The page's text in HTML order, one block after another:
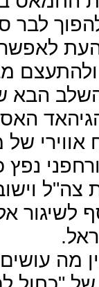
לבר
העת
הבא
אווירי
נפץ
צה"ל
לשיגור
מה